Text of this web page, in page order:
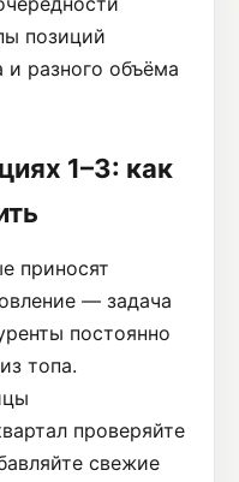
позиций
и разного объёма
1–3: как
приносят
— задача
постоянно
топа.
проверяйте
свежие